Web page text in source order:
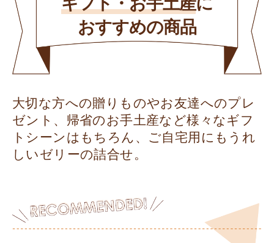
おすすめの商品
大切な方への贈りものやお友達へのプレ
ゼント、帰省のお手土産など様々なギフ
トシーンはもちろん、ご自宅用にもうれ
しいゼリーの詰合せ。